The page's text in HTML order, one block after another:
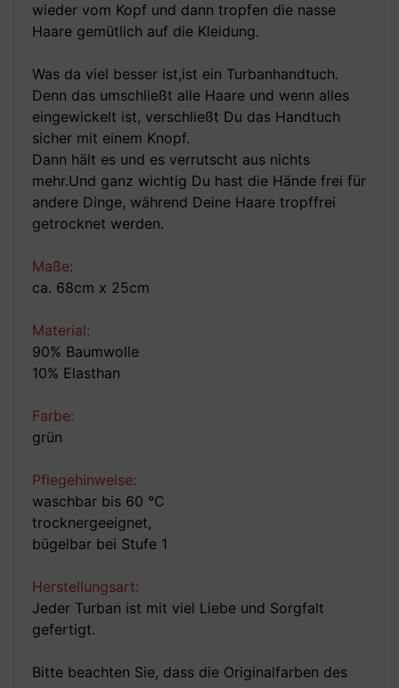
wieder vom Kopf und dann tropfen die nasse
Haare gemütlich auf die Kleidung.
Was da viel besser ist,ist ein Turbanhandtuch.
Denn das umschließt alle Haare und wenn alles
eingewickelt ist, verschließt Du das Handtuch
sicher mit einem Knopf.
Dann hält es und es verrutscht aus nichts
mehr.Und ganz wichtig Du hast die Hände frei für
andere Dinge, während Deine Haare tropffrei
getrocknet werden.
Maße:
ca. 68cm x 25cm
Material:
90% Baumwolle
10% Elasthan
Farbe:
grün
Pflegehinweise:
waschbar bis 60 °C
trocknergeeignet,
bügelbar bei Stufe 1
Herstellungsart:
Jeder Turban ist mit viel Liebe und Sorgfalt
gefertigt.
Bitte beachten Sie, dass die Originalfarben des